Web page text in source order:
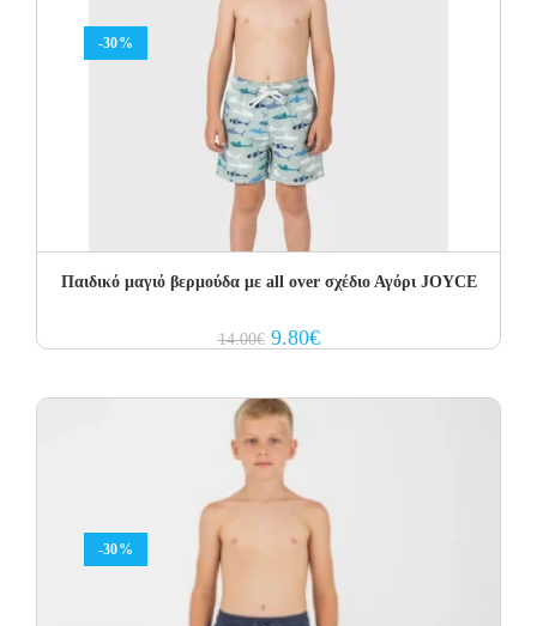
-30%
Παιδικό μαγιό βερμούδα με all over σχέδιο Αγόρι JOYCE
14.00€ Original
price
9.80€Current
price
-30%